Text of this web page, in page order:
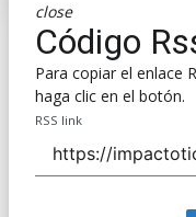
close
Código
Para copiar el enlace
haga clic en el botón.
RSS link